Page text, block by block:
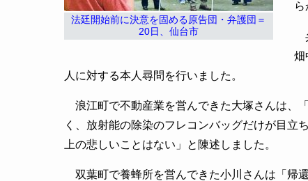
法廷開始前に決意を固める原告団・弁護団＝
20日、仙台市
ら
畑
人に対する本人尋問を行いました。
浪江町で不動産業を営んできた大塚さんは、
く、放射能の除染のフレコンバッグだけが目立
上の悲しいことはない」と陳述しました。
双葉町で養蜂所を営んできた小川さんは「帰